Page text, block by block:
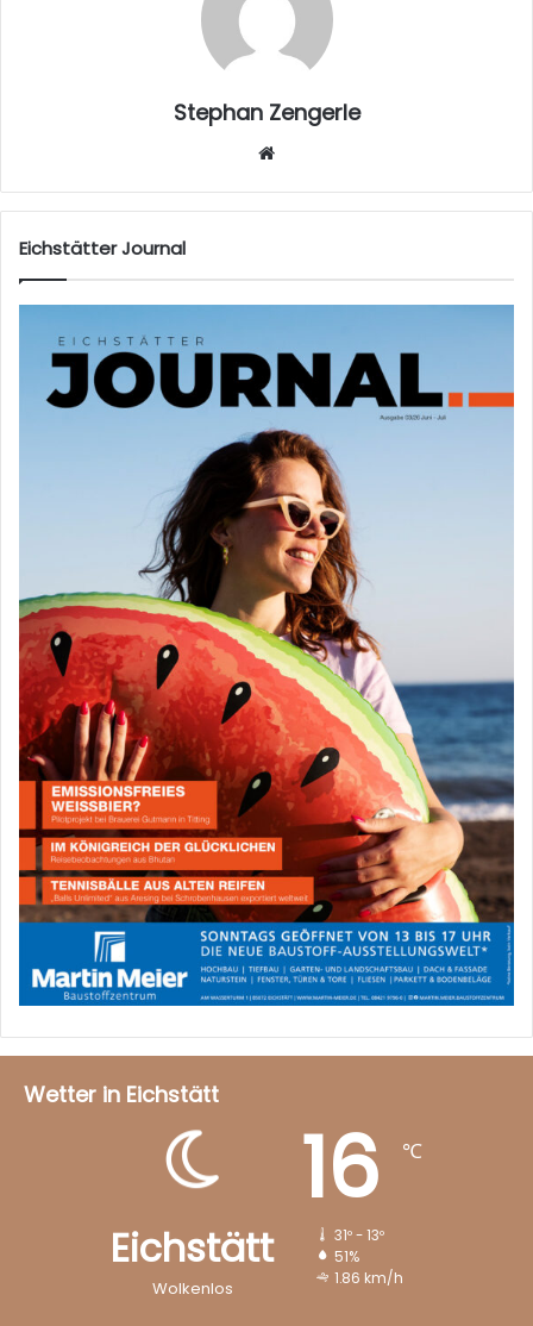
Stephan Zengerle
sei
Eichstätter Journal
Wetter in Eichstätt
Eichstätt
Wolkenlos
16 ℃
31º - 13º
51%
1.86 km/h